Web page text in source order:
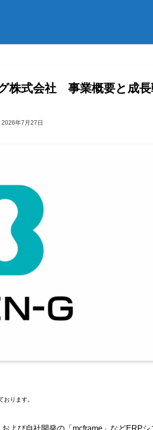
株式会社 事業概要と成長
2026年7月27日
ります。